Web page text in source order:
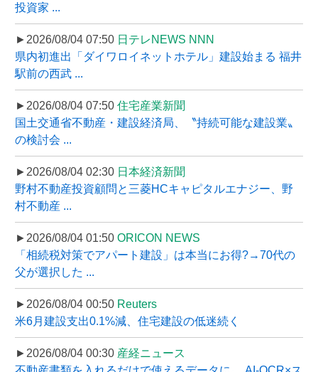
投資家 ...
►2026/08/04 07:50 日テレNEWS NNN
県内初進出「ダイワロイネットホテル」建設始まる 福井
駅前の西武 ...
►2026/08/04 07:50 住宅産業新聞
国土交通省不動産・建設経済局、〝持続可能な建設業〟
の検討会 ...
►2026/08/04 02:30 日本経済新聞
野村不動産投資顧問と三菱HCキャピタルエナジー、野
村不動産 ...
►2026/08/04 01:50 ORICON NEWS
「相続税対策でアパート建設」は本当にお得?→70代の
父が選択した ...
►2026/08/04 00:50 Reuters
米6月建設支出0.1%減、住宅建設の低迷続く
►2026/08/04 00:30 産経ニュース